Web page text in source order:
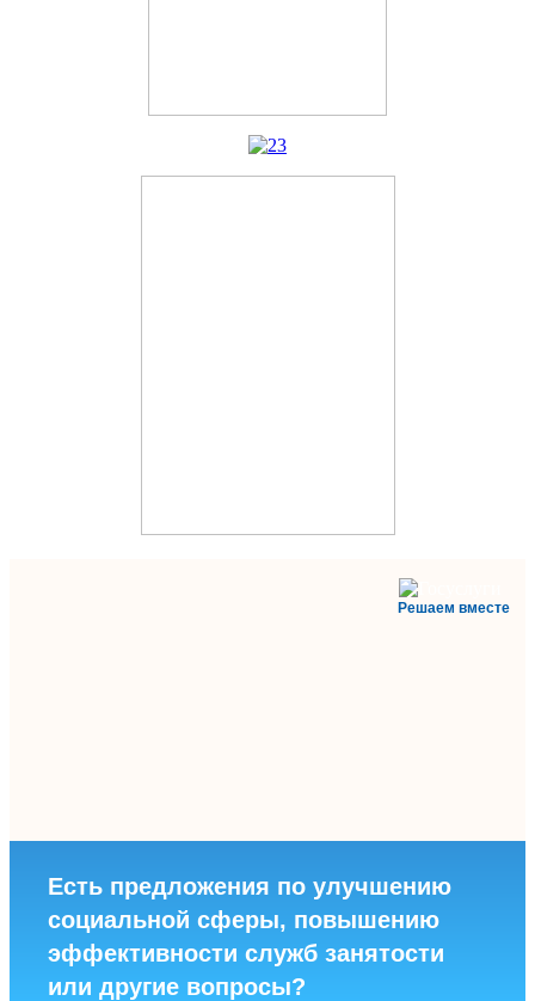
Решаем вместе
Есть предложения по улучшению
социальной сферы, повышению
эффективности служб занятости
или другие вопросы?